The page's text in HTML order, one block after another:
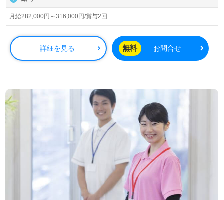
◎ご利用者様、ご家族様、介護職のあなたとかけがえのな
い時間。ここでしか経験できない『ありがとう』を心に咲
かせて！◎
看護助手や介護職経験のある方をお迎えします。ホスピス
員様が心を込めてご利用者様の『生きることに寄り添う』
事業所様です。『ご利用者様やご家族様の想いに寄り添い
たい、資格/経験を活かしたい』『働きがいを感じながら仕
事をしたい』『施設形態や環境を変えて働きたい』等の方
も大歓迎です。ご利用者様とご家族様の"心の声"に寄り添
いながら『ホスピス』でのチーム医療に共感いただける方
を幅広く募集します。募集詳細等、担当コンサルタントよ
りご案内します。お問い合わせも遠慮なくお願いします。
医療/福祉業界の正社員/パート求人探しは【ウィルオブ介
護】＊求人情報収集、将来的に検討の方も遠慮なく＊
月給282,000円～316,000円/賞与2回
詳細を見る 無料 お問合せ